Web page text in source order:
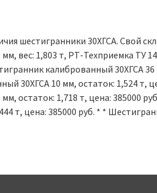
шестигранники 30ХГСА. Свой
вес: 1,803 т, РТ-Техприемка ТУ
калиброванный 30ХГСА 36
30ХГСА 10 мм, остаток: 1,524 т,
остаток: 1,718 т, цена: 385000
т, цена: 385000 руб. * *